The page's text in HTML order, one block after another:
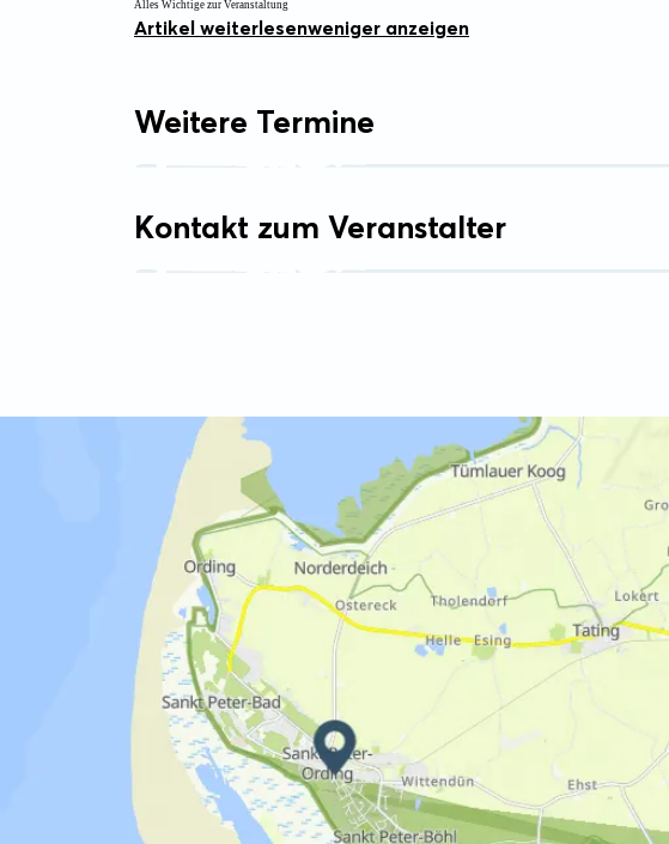
Alles Wichtige zur Veranstaltung
Artikel weiterlesenweniger anzeigen
Weitere Termine
Kontakt zum Veranstalter